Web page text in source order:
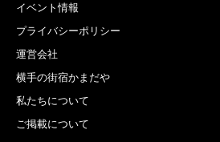
イベント情報
プライバシーポリシー
運営会社
横手の街宿かまだや
私たちについて
ご掲載について